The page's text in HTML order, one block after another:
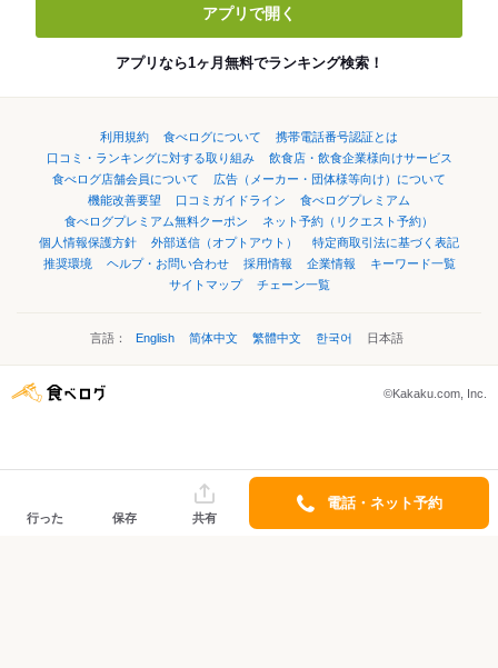
アプリで開く
アプリなら1ヶ月無料でランキング検索！
利用規約 食べログについて
携帯電話番号認証とは
口コミ・ランキングに対する取り組み
飲食店・飲食企業様向けサービス
食べログ店舗会員について
広告（メーカー・団体様等向け）について
機能改善要望
口コミガイドライン
食べログプレミアム
食べログプレミアム無料クーポン
ネット予約（リクエスト予約）
個人情報保護方針
外部送信（オプトアウト）
特定商取引法に基づく表記
推奨環境
ヘルプ・お問い合わせ 採用情報 企業情報
キーワード一覧
サイトマップ
チェーン一覧
言語： English 简体中文 繁體中文 한국어 日本語
©Kakaku.com, Inc.
行った 保存 共有
電話・ネット予約